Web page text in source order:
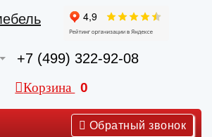
+7 (499) 322-92-08
Корзина 0
Обратный звонок